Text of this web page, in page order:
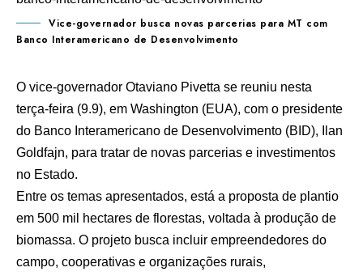
Vice-governador busca novas parcerias para MT com
Banco Interamericano de Desenvolvimento
O vice-governador Otaviano Pivetta se reuniu nesta
terça-feira (9.9), em Washington (EUA), com o presidente
do Banco Interamericano de Desenvolvimento (BID), Ilan
Goldfajn, para tratar de novas parcerias e investimentos
no Estado.
Entre os temas apresentados, está a proposta de plantio
em 500 mil hectares de florestas, voltada à produção de
biomassa. O projeto busca incluir empreendedores do
campo, cooperativas e organizações rurais,